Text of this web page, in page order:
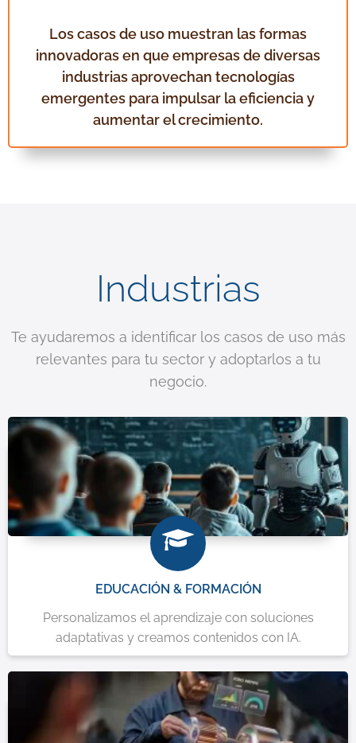
Los casos de uso muestran las formas
innovadoras en que empresas de diversas
industrias aprovechan tecnologías
emergentes para impulsar la eficiencia y
aumentar el crecimiento.
Industrias
Te ayudaremos a identificar los casos de uso más
relevantes para tu sector y adoptarlos a tu
negocio.
EDUCACIÓN & FORMACIÓN
Personalizamos el aprendizaje con soluciones
adaptativas y creamos contenidos con IA.